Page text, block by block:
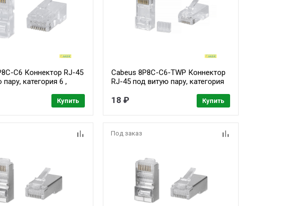
C6 Коннектор RJ-45
категория 6 ,
и многожильного
проводников с
Купить
Cabeus 8P8C-C6-TWP Коннектор
RJ-45 под витую пару, категория
одножильного и многожильного
кабеля), для проводников с
18 ₽ Купить
Под заказ